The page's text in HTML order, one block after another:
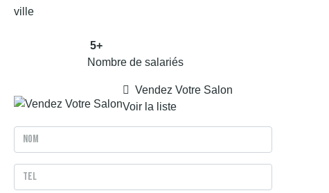
5+
Nombre de salariés
Vendez Votre Salon
Voir la liste